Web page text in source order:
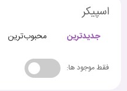
اسپیکر
جدیدترین محبوب‌ترین
فقط موجود ها: